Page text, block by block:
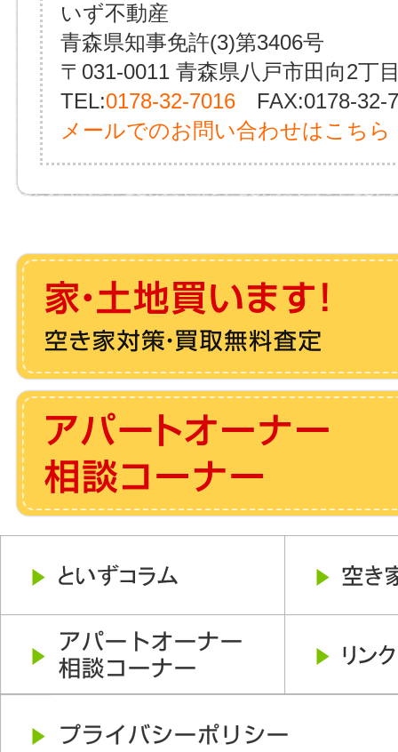
いず不動産
青森県知事免許(3)第3406号
〒031-0011 青森県八戸市田向2丁
TEL:0178-32-7016 FAX:0178-32-
メールでのお問い合わせはこちら